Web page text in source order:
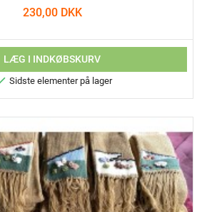
230,00 DKK
LÆG I INDKØBSKURV
Sidste elementer på lager